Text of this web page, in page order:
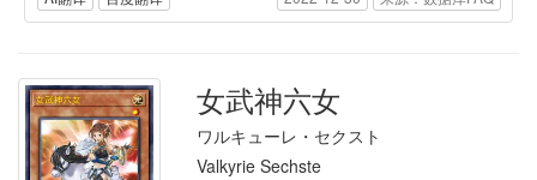
女武神六女
ワルキューレ・セクスト
Valkyrie Sechste